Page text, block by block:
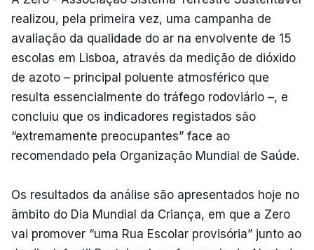
realizou, pela primeira vez, uma campanha de
avaliação da qualidade do ar na envolvente de 15
escolas em Lisboa, através da medição de dióxido
de azoto – principal poluente atmosférico que
resulta essencialmente do tráfego rodoviário –, e
concluiu que os indicadores registados são
“extremamente preocupantes” face ao
recomendado pela Organização Mundial de Saúde.
Os resultados da análise são apresentados hoje no
âmbito do Dia Mundial da Criança, em que a Zero
vai promover “uma Rua Escolar provisória” junto ao